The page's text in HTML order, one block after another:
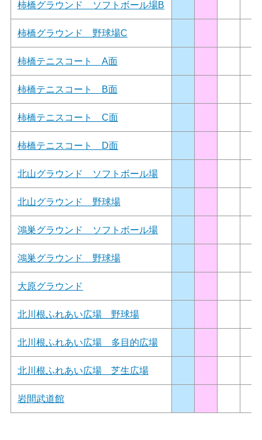
柿橋グラウンド ソフトボール場B
柿橋グラウンド 野球場C
柿橋テニスコート A面
柿橋テニスコート B面
柿橋テニスコート C面
柿橋テニスコート D面
北山グラウンド ソフトボール場
北山グラウンド 野球場
鴻巣グラウンド ソフトボール場
鴻巣グラウンド 野球場
大原グラウンド
北川根ふれあい広場 野球場
北川根ふれあい広場 多目的広場
北川根ふれあい広場 芝生広場
岩間武道館